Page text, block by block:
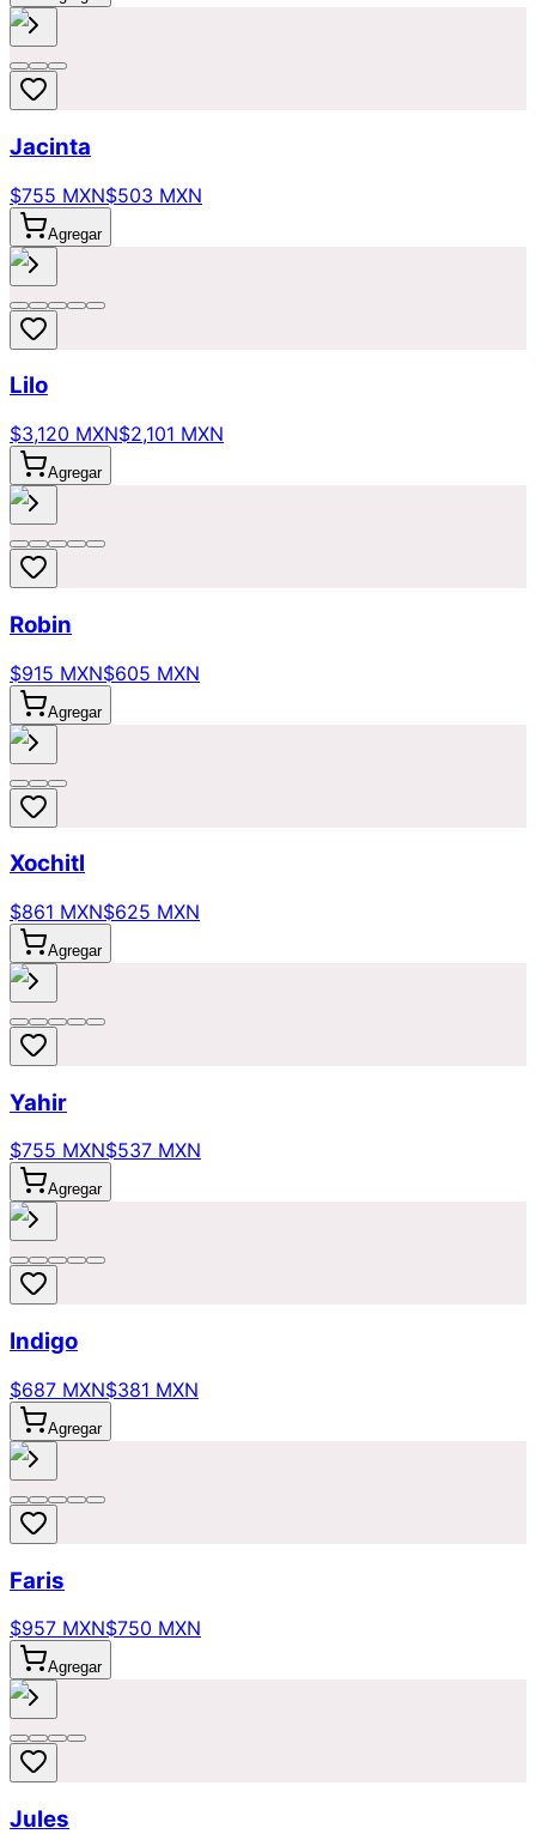
Jacinta
$755 MXN$503 MXN
Agregar
Lilo
$3,120 MXN$2,101 MXN
Agregar
Robin
$915 MXN$605 MXN
Agregar
Xochitl
$861 MXN$625 MXN
Agregar
Yahir
$755 MXN$537 MXN
Agregar
Indigo
$687 MXN$381 MXN
Agregar
Faris
$957 MXN$750 MXN
Agregar
Jules